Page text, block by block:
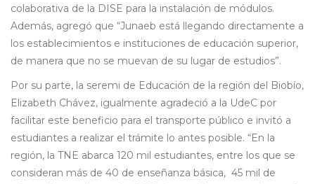
colaborativa de la DISE para la instalación de módulos.
Además, agregó que “Junaeb está llegando directamente a
los establecimientos e instituciones de educación superior,
de manera que no se muevan de su lugar de estudios”.
Por su parte, la seremi de Educación de la región del Biobío,
Elizabeth Chávez, igualmente agradeció a la UdeC por
facilitar este beneficio para el transporte público e invitó a
estudiantes a realizar el trámite lo antes posible. “En la
región, la TNE abarca 120 mil estudiantes, entre los que se
consideran más de 40 de enseñanza básica, 45 mil de